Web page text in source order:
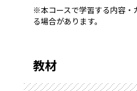
※本コースで学習する内容・
る場合があります。
教材